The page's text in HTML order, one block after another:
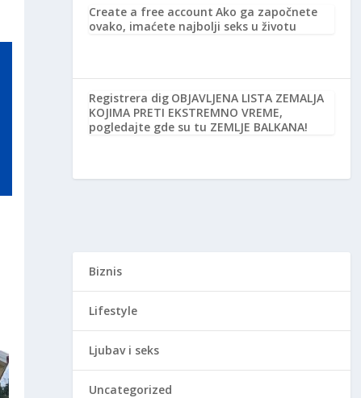
Create a free account Ako ga započnete
ovako, imaćete najbolji seks u životu
Registrera dig OBJAVLJENA LISTA ZEMALJA
KOJIMA PRETI EKSTREMNO VREME,
pogledajte gde su tu ZEMLJE BALKANA!
Biznis
Lifestyle
Ljubav i seks
Uncategorized